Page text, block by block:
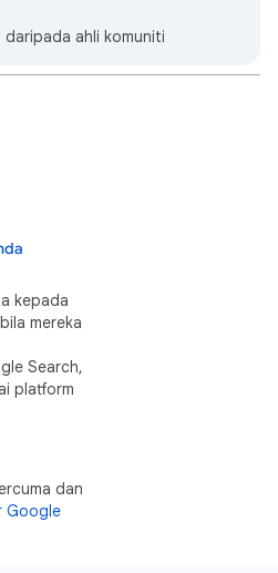
ahli komuniti
kepada
mereka
Search,
platform
dan
Google